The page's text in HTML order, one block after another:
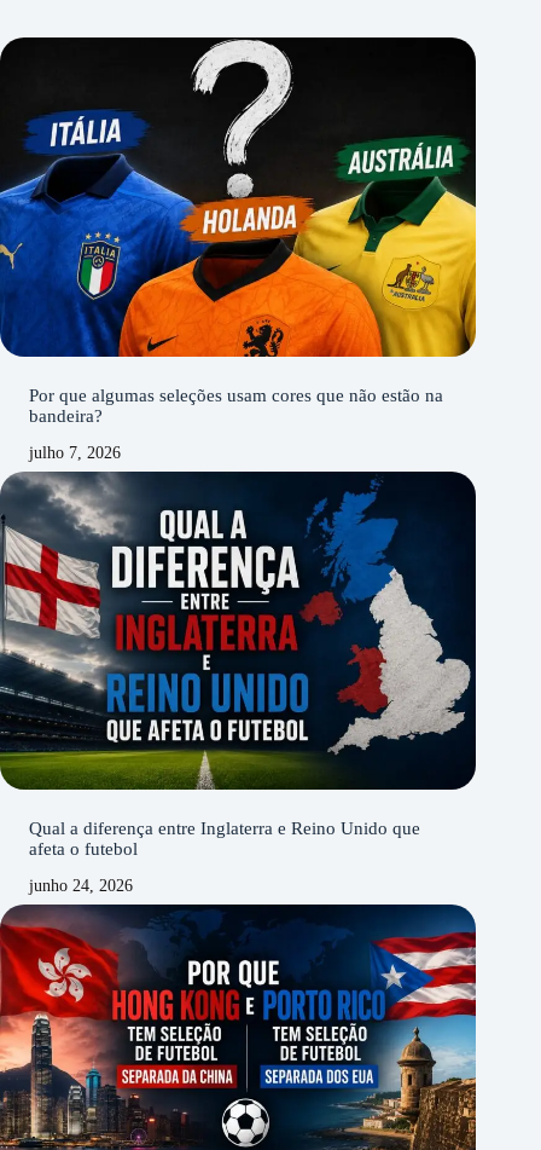
Por que algumas seleções usam cores que não estão na
bandeira?
julho 7, 2026
Qual a diferença entre Inglaterra e Reino Unido que
afeta o futebol
junho 24, 2026